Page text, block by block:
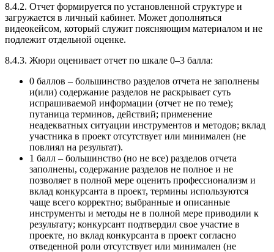
8.4.2. Отчет формируется по установленной структуре и
загружается в личный кабинет. Может дополняться
видеокейсом, который служит поясняющим материалом и не
подлежит отдельной оценке.
8.4.3. Жюри оценивает отчет по шкале 0–3 балла:
0 баллов – большинство разделов отчета не заполнены
и(или) содержание разделов не раскрывает суть
испрашиваемой информации (отчет не по теме);
путаница терминов, действий; применение
неадекватных ситуации инструментов и методов; вклад
участника в проект отсутствует или минимален (не
повлиял на результат).
1 балл – большинство (но не все) разделов отчета
заполнены, содержание разделов не полное и не
позволяет в полной мере оценить профессионализм и
вклад конкурсанта в проект, термины используются
чаще всего корректно; выбранные и описанные
инструменты и методы не в полной мере приводили к
результату; конкурсант подтвердил свое участие в
проекте, но вклад конкурсанта в проект согласно
отведенной роли отсутствует или минимален (не